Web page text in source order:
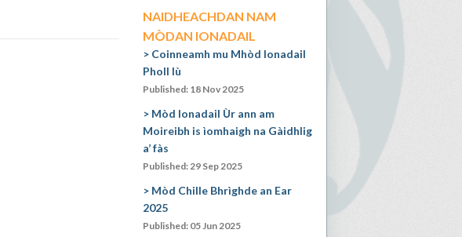
NAIDHEACHDAN NAM
MÒDAN IONADAIL
Coinneamh mu Mhòd Ionadail
Pholl Iù
Published: 18 Nov 2025
Mòd Ionadail Ùr ann am
Moireibh is ìomhaigh na Gàidhlig
a’ fàs
Published: 29 Sep 2025
Mòd Chille Bhrìghde an Ear
2025
Published: 05 Jun 2025